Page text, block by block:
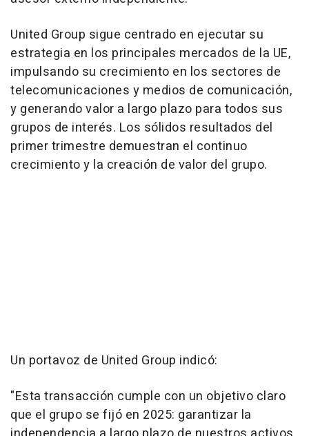
United Group sigue centrado en ejecutar su
estrategia en los principales mercados de la UE,
impulsando su crecimiento en los sectores de
telecomunicaciones y medios de comunicación,
y generando valor a largo plazo para todos sus
grupos de interés. Los sólidos resultados del
primer trimestre demuestran el continuo
crecimiento y la creación de valor del grupo.
Un portavoz de United Group indicó:
"Esta transacción cumple con un objetivo claro
que el grupo se fijó en 2025: garantizar la